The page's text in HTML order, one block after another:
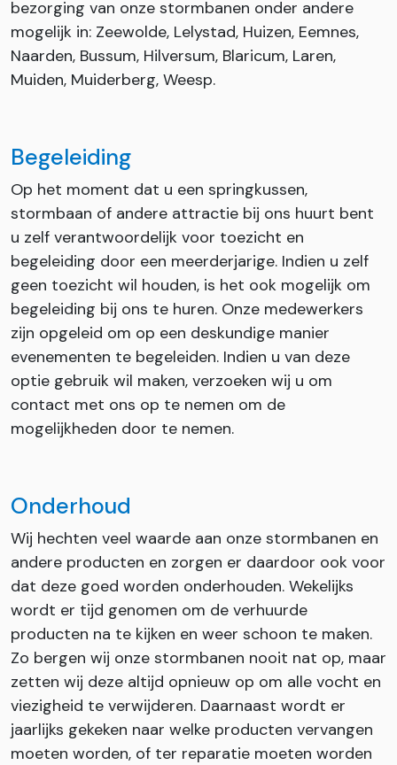
bezorging van onze stormbanen onder andere
mogelijk in: Zeewolde, Lelystad, Huizen, Eemnes,
Naarden, Bussum, Hilversum, Blaricum, Laren,
Muiden, Muiderberg, Weesp.
Begeleiding
Op het moment dat u een springkussen,
stormbaan of andere attractie bij ons huurt bent
u zelf verantwoordelijk voor toezicht en
begeleiding door een meerderjarige. Indien u zelf
geen toezicht wil houden, is het ook mogelijk om
begeleiding bij ons te huren. Onze medewerkers
zijn opgeleid om op een deskundige manier
evenementen te begeleiden. Indien u van deze
optie gebruik wil maken, verzoeken wij u om
contact met ons op te nemen om de
mogelijkheden door te nemen.
Onderhoud
Wij hechten veel waarde aan onze stormbanen en
andere producten en zorgen er daardoor ook voor
dat deze goed worden onderhouden. Wekelijks
wordt er tijd genomen om de verhuurde
producten na te kijken en weer schoon te maken.
Zo bergen wij onze stormbanen nooit nat op, maar
zetten wij deze altijd opnieuw op om alle vocht en
viezigheid te verwijderen. Daarnaast wordt er
jaarlijks gekeken naar welke producten vervangen
moeten worden, of ter reparatie moeten worden